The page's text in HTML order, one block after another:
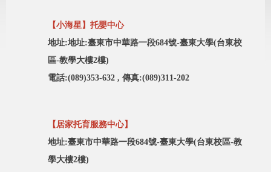
【小海星】托嬰中心
地址:地址:臺東市中華路一段684號-臺東大學(台東校
區-教學大樓2樓)
電話:(089)353-632 , 傳真:(089)311-202
【居家托育服務中心】
地址:臺東市中華路一段684號-臺東大學(台東校區-教
學大樓2樓)